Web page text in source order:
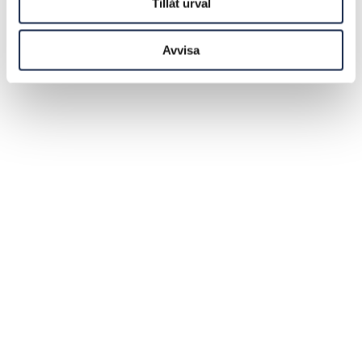
Tillåt urval
Avvisa